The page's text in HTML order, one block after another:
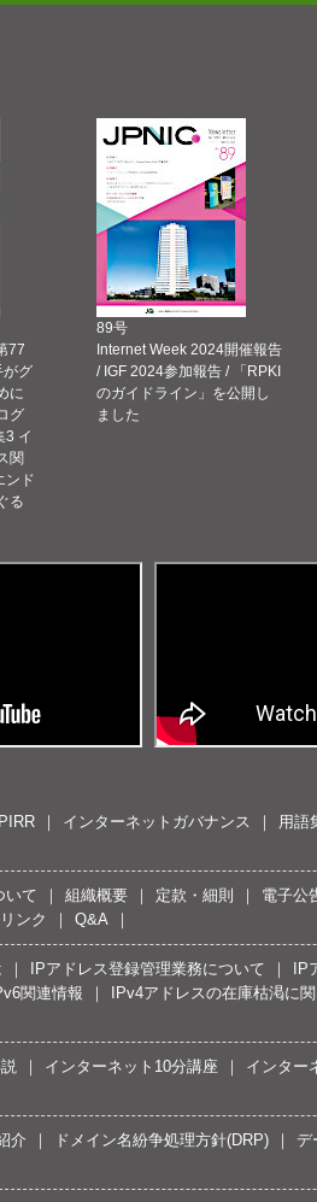
77
がグ
に
グ
3 イ
関
ンド
る
89号
Internet Week 2024開催報告
/ IGF 2024参加報告 / 「RPKI
のガイドライン」を公開し
ました
インターネットガバナンス 用語
いて 組織概要 定款・細則 電子公
ンク Q&A
IPアドレス登録管理業務について
IP
関連情報 IPv4アドレスの在庫枯渇に
インターネット10分講座
インター
介 ドメイン名紛争処理方針(DRP)
デ